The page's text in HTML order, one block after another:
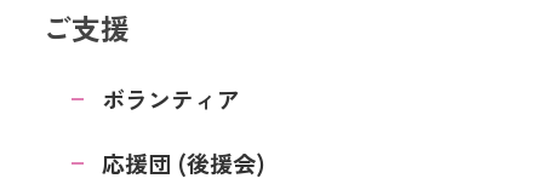
ご支援
ボランティア
応援団 (後援会)